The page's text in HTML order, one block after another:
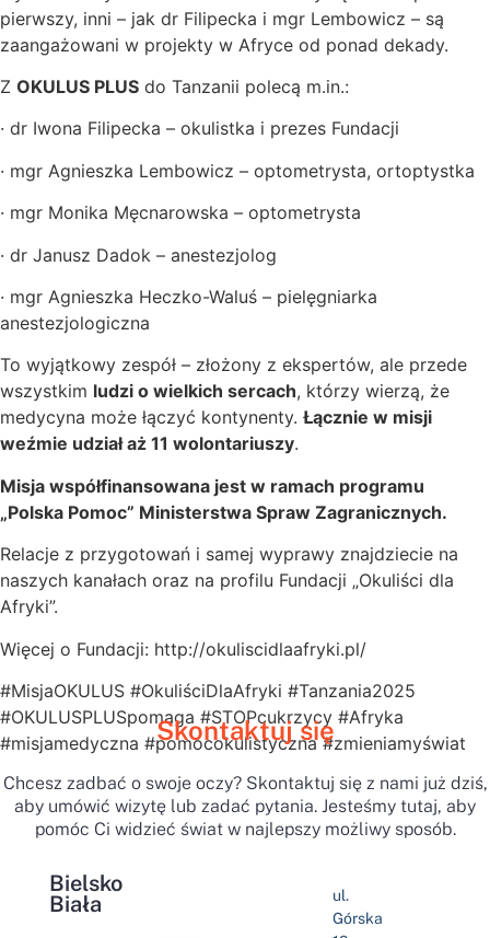
pierwszy, inni – jak dr Filipecka i mgr Lembowicz – są
zaangażowani w projekty w Afryce od ponad dekady.
Z OKULUS PLUS do Tanzanii polecą m.in.:
· dr Iwona Filipecka – okulistka i prezes Fundacji
· mgr Agnieszka Lembowicz – optometrysta, ortoptystka
· mgr Monika Męcnarowska – optometrysta
· dr Janusz Dadok – anestezjolog
· mgr Agnieszka Heczko-Waluś – pielęgniarka
anestezjologiczna
To wyjątkowy zespół – złożony z ekspertów, ale przede
wszystkim ludzi o wielkich sercach, którzy wierzą, że
medycyna może łączyć kontynenty. Łącznie w misji
weźmie udział aż 11 wolontariuszy.
Misja współfinansowana jest w ramach programu
„Polska Pomoc” Ministerstwa Spraw Zagranicznych.
Relacje z przygotowań i samej wyprawy znajdziecie na
naszych kanałach oraz na profilu Fundacji „Okuliści dla
Afryki”.
Więcej o Fundacji: http://okuliscidlaafryki.pl/
#MisjaOKULUS #OkuliściDlaAfryki #Tanzania2025
#OKULUSPLUSpomaga #STOPcukrzycy #Afryka
#misjamedyczna #pomocokulistyczna #zmieniamyświat
Skontaktuj się
Chcesz zadbać o swoje oczy? Skontaktuj się z nami już dziś,
aby umówić wizytę lub zadać pytania. Jesteśmy tutaj, aby
pomóc Ci widzieć świat w najlepszy możliwy sposób.
Bielsko
Biała
ul.
Górska